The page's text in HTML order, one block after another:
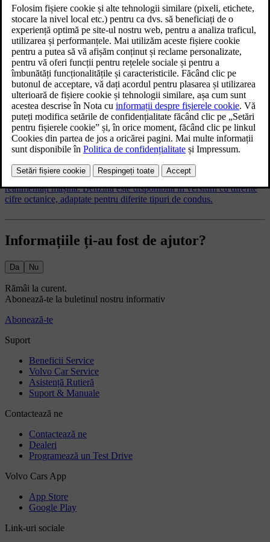
Articole conexe
Alimentarea mașinii cu combustibil
Este important să utilizați combustibilul corect pentru mașină și să
evitați vărsarea acestuia pe jos.
Informații despre combustibil/benzină
Este important să utilizați combustibilul corect atunci când
realimentați mașina. Benzina este disponibilă în versiuni cu diferite
cifre octanice, adaptate pentru diferite tipuri de condus.
Informațiile ți-au fost de ajutor?
Da Nu